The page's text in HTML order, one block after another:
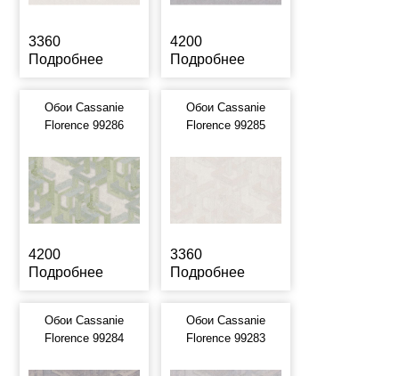
3360
Подробнее
4200
Подробнее
Обои Cassanie
Florence 99286
4200
Подробнее
Обои Cassanie
Florence 99285
3360
Подробнее
Обои Cassanie
Florence 99284
Обои Cassanie
Florence 99283